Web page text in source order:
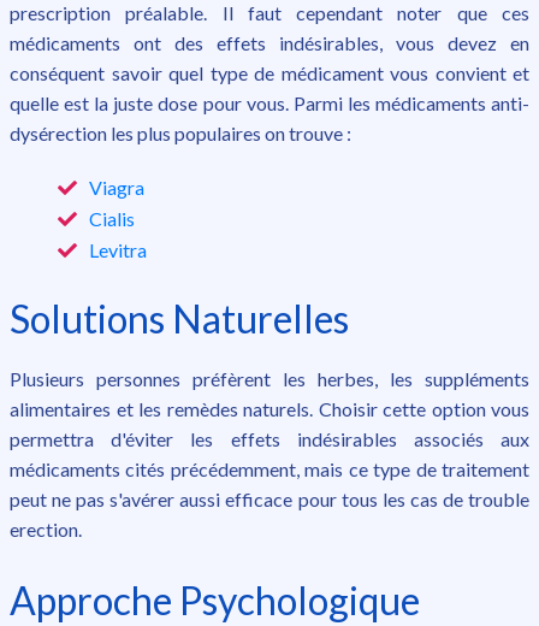
prescription préalable. Il faut cependant noter que ces
médicaments ont des effets indésirables, vous devez en
conséquent savoir quel type de médicament vous convient et
quelle est la juste dose pour vous. Parmi les médicaments anti-
dysérection les plus populaires on trouve :
Viagra
Cialis
Levitra
Solutions Naturelles
Plusieurs personnes préfèrent les herbes, les suppléments
alimentaires et les remèdes naturels. Choisir cette option vous
permettra d'éviter les effets indésirables associés aux
médicaments cités précédemment, mais ce type de traitement
peut ne pas s'avérer aussi efficace pour tous les cas de trouble
erection.
Approche Psychologique